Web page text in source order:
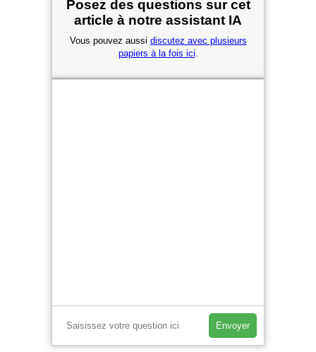
Posez des questions sur cet
article à notre assistant IA
Vous pouvez aussi discutez avec plusieurs
papiers à la fois ici.
Envoyer